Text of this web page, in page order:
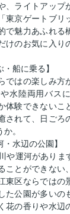
、ライトアップ
東京ゲートブリ
で魅力あふれる
けのお気に入り
・船に乗る】
ではの楽しみ方
水陸両用バス
体験できないこ
されて、日ごろ
。
・水辺の公園】
や運河がありま
ことができない
東区ならではの
た公園が多いの
花の香りや水辺